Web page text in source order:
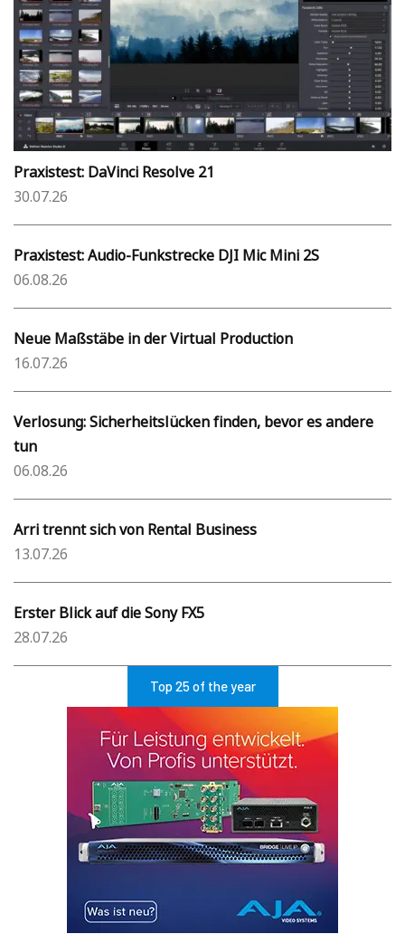
Praxistest: DaVinci Resolve 21
30.07.26
Praxistest: Audio-Funkstrecke DJI Mic Mini 2S
06.08.26
Neue Maßstäbe in der Virtual Production
16.07.26
Verlosung: Sicherheitslücken finden, bevor es andere
tun
06.08.26
Arri trennt sich von Rental Business
13.07.26
Erster Blick auf die Sony FX5
28.07.26
Top 25 of the year